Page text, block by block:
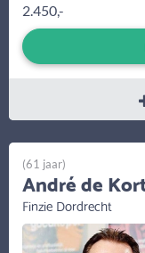
2.450,-
(61 jaar)
André de
Finzie Dordrecht